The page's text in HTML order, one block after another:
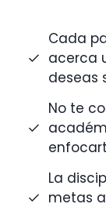
Cada
acerca
deseas
No te
La
metas